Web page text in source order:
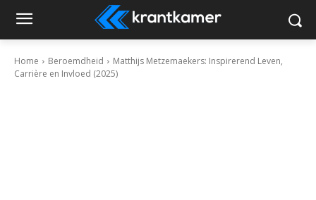
Home Beroemdheid
Matthijs Metzemaekers: Inspirerend Leven,
Carrière en Invloed (2025)